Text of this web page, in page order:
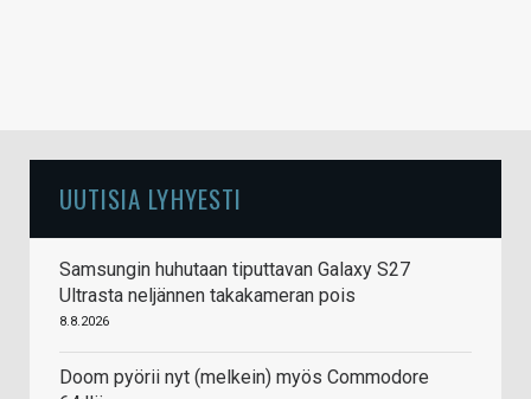
UUTISIA LYHYESTI
Samsungin huhutaan tiputtavan Galaxy S27
Ultrasta neljännen takakameran pois
8.8.2026
Doom pyörii nyt (melkein) myös Commodore